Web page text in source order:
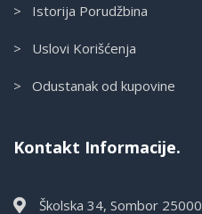
> Istorija Porudžbina
> Uslovi Korišćenja
> Odustanak od kupovine
Kontakt Informacije.
Školska 34, Sombor 25000